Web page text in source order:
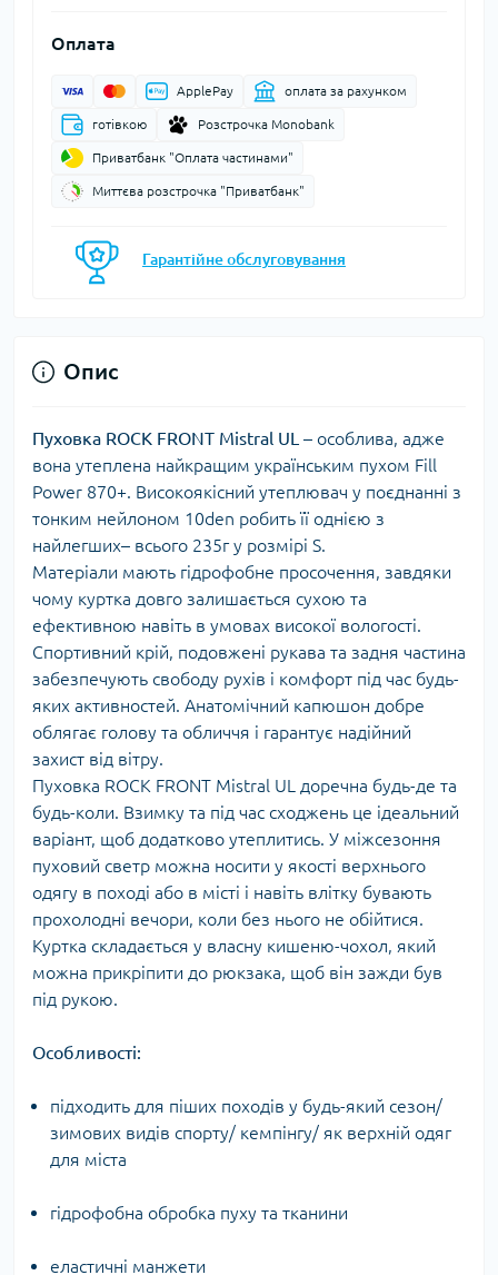
Оплата
ApplePay оплата за рахунком
готівкою Розстрочка Monobank
Приватбанк "Оплата частинами"
Миттєва розстрочка "Приватбанк"
Гарантійне обслуговування
Опис
Пуховка ROCK FRONT Mistral UL – особлива, адже
вона утеплена найкращим українським пухом Fill
Power 870+. Високоякісний утеплювач у поєднанні з
тонким нейлоном 10den робить її однією з
найлегших– всього 235г у розмірі S.
Матеріали мають гідрофобне просочення, завдяки
чому куртка довго залишається сухою та
ефективною навіть в умовах високої вологості.
Спортивний крій, подовжені рукава та задня частина
забезпечують свободу рухів і комфорт під час будь-
яких активностей. Анатомічний капюшон добре
облягає голову та обличчя і гарантує надійний
захист від вітру.
Пуховка ROCK FRONT Mistral UL доречна будь-де та
будь-коли. Взимку та під час сходжень це ідеальний
варіант, щоб додатково утеплитись. У міжсезоння
пуховий светр можна носити у якості верхнього
одягу в поході або в місті і навіть влітку бувають
прохолодні вечори, коли без нього не обійтися.
Куртка складається у власну кишеню-чохол, який
можна прикріпити до рюкзака, щоб він зажди був
під рукою.
Особливості:
підходить для піших походів у будь-який сезон/
зимових видів спорту/ кемпінгу/ як верхній одяг
для міста
гідрофобна обробка пуху та тканини
еластичні манжети